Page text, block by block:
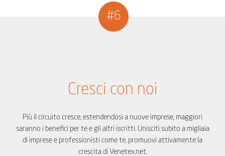
#6
Cresci con noi
Più il circuito cresce, estendendosi a nuove imprese, maggiori
saranno i benefici per te e gli altri iscritti. Unisciti subito a migliaia
di imprese e professionisti come te, promuovi attivamente la
crescita di Venetex.net.